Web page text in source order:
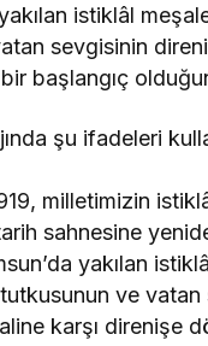
istiklâl
sevgisinin
başlangıç
şu ifadeleri
milletimizin
tarih sahnesine
yakılan
tutkusunun ve
karşı direnişe